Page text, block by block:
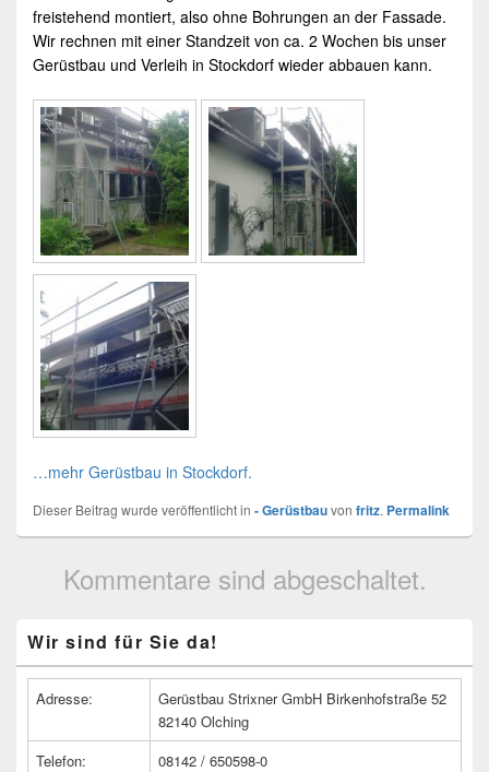
freistehend montiert, also ohne Bohrungen an der Fassade.
Wir rechnen mit einer Standzeit von ca. 2 Wochen bis unser
Gerüstbau und Verleih in Stockdorf wieder abbauen kann.
…mehr Gerüstbau in Stockdorf.
Dieser Beitrag wurde veröffentlicht in - Gerüstbauvon fritz. Permalink
Kommentare sind abgeschaltet.
Seitenleisten
Widget-
Wir sind für Sie da!
Adresse:
Gerüstbau Strixner GmbH Birkenhofstraße 52
82140 Olching
Telefon:
08142 / 650598-0